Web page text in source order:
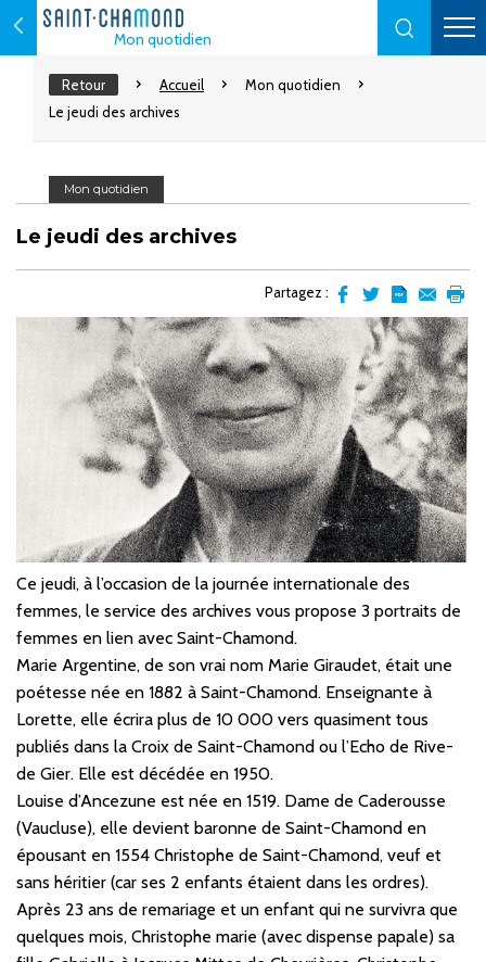
Mon quotidien
Retour Accueil
Mon quotidien
Le jeudi des archives
Mon quotidien
Le jeudi des archives
Partagez :
sur
facebook
sur
Twitter
l'article
en
pdf
par
email
Ce jeudi, à l’occasion de la journée internationale des
femmes, le service des archives vous propose 3 portraits de
femmes en lien avec Saint-Chamond.
Marie Argentine, de son vrai nom Marie Giraudet, était une
poétesse née en 1882 à Saint-Chamond. Enseignante à
Lorette, elle écrira plus de 10 000 vers quasiment tous
publiés dans la Croix de Saint-Chamond ou l’Echo de Rive-
de Gier. Elle est décédée en 1950.
Louise d’Ancezune est née en 1519. Dame de Caderousse
(Vaucluse), elle devient baronne de Saint-Chamond en
épousant en 1554 Christophe de Saint-Chamond, veuf et
sans héritier (car ses 2 enfants étaient dans les ordres).
Après 23 ans de remariage et un enfant qui ne survivra que
quelques mois, Christophe marie (avec dispense papale) sa